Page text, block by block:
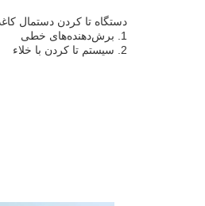
دستگاه تا کردن دستمال
1. برش‌دهنده‌های خطی
2. سیستم تا کردن با خلاء